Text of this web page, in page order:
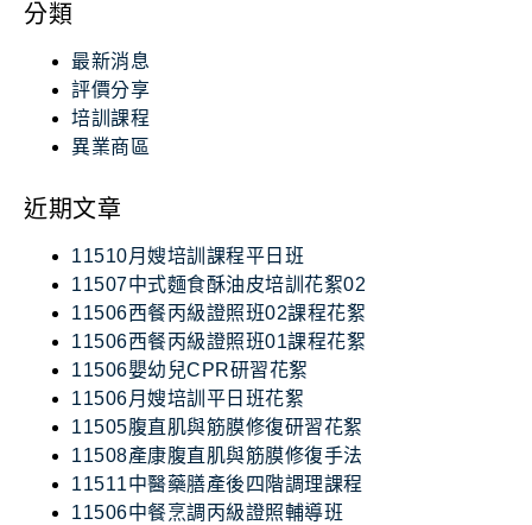
分類
最新消息
評價分享
培訓課程
異業商區
近期文章
11510月嫂培訓課程平日班
11507中式麵食酥油皮培訓花絮02
11506西餐丙級證照班02課程花絮
11506西餐丙級證照班01課程花絮
11506嬰幼兒CPR研習花絮
11506月嫂培訓平日班花絮
11505腹直肌與筋膜修復研習花絮
11508產康腹直肌與筋膜修復手法
11511中醫藥膳產後四階調理課程
11506中餐烹調丙級證照輔導班